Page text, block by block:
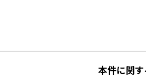
本件に関